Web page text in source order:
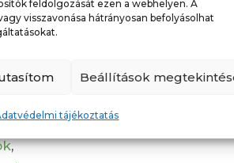
feldolgozását ezen a webhelyen. A
visszavonása hátrányosan befolyásolhat
Beállítások
tájékoztatás
,
,